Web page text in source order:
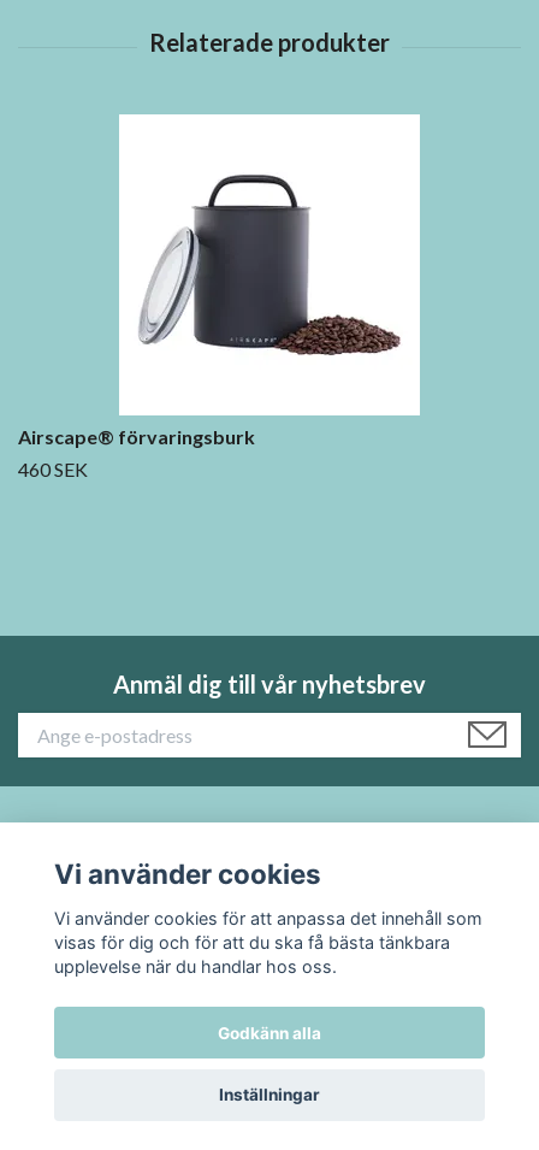
Airscape® förvaringsburk
460 SEK
Anmäl dig till vår nyhetsbrev
Sociala medier
© 2026 TADAH kafferosteri
Vi använder cookies
Vi använder cookies för att anpassa det innehåll som
visas för dig och för att du ska få bästa tänkbara
upplevelse när du handlar hos oss.
Godkänn alla
Inställningar